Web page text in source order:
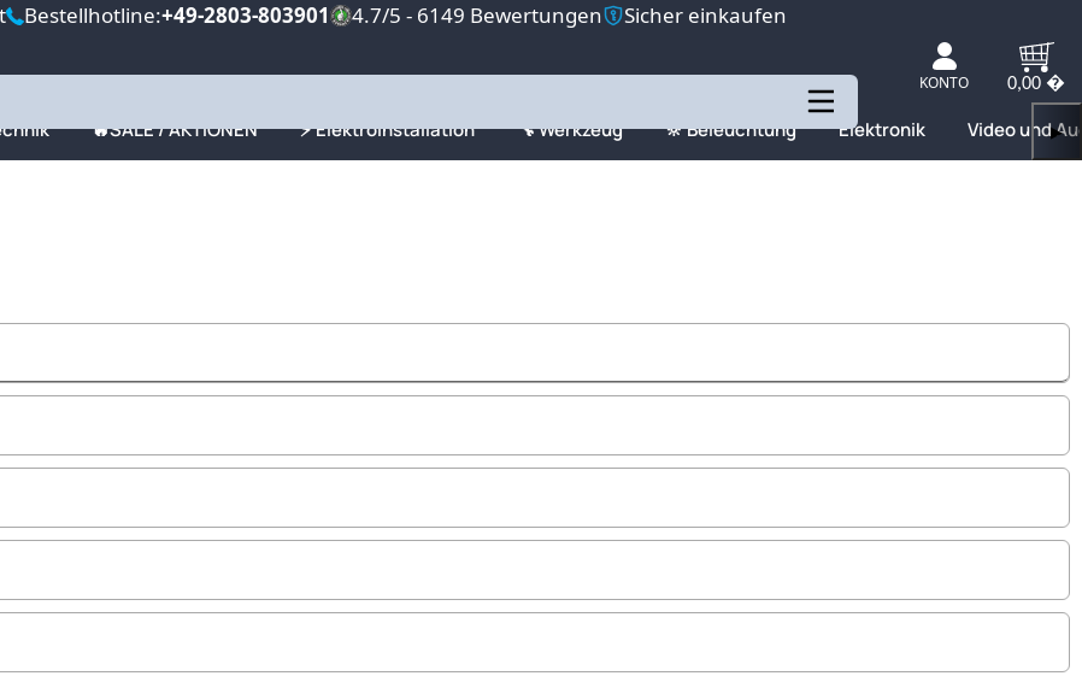
Bestellhotline:+49-2803-803901 4.7/5 - 6149 Bewertungen Sicher einkaufen
KONTO 0,00 �
🔥SALE / AKTIONEN ⚡ Elektroinstallation 🔧 Werkzeug 🔆 Beleuchtung Elektronik Video und▶